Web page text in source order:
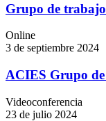
Grupo de
Online
3 de septiembre 2024
ACIES Grupo de
Videoconferencia
23 de julio 2024